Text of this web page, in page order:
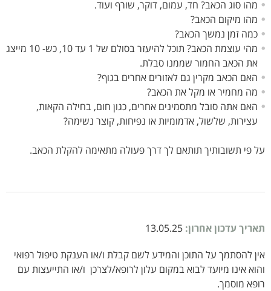
מהו סוג הכאב? חד, עמום, דוקר, שורף ועוד.
מהו מיקום הכאב?
כמה זמן נמשך הכאב?
מהי עוצמת הכאב? תוכל להיעזר בסולם של 1 עד 10, כש- 10 מייצג
את הכאב החמור שממנו סבלת.
האם הכאב מקרין גם לאזורים אחרים בגוף?
מה מחמיר או מקל את הכאב?
האם אתה סובל מתסמינים אחרים, כגון חום, בחילה הקאות,
עצירות, שלשול, אדמומיות או נפיחות, קוצר נשימה?
על פי תשובותיך תותאם לך דרך פעולה מתאימה להקלת הכאב.
תאריך עדכון אחרון: 13.05.25
אין להסתמך על התוכן והמידע לשם קבלת ו/או הענקת טיפול רפואי
והוא אינו מיועד לבוא במקום עלון לרופא/לצרכן ו/או התייעצות עם
רופא מוסמך.